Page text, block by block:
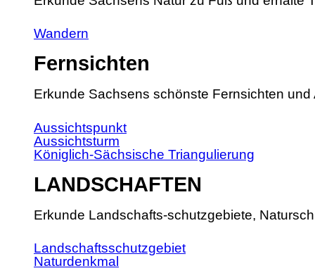
Wandern
Fernsichten
Erkunde Sachsens schönste Fernsichten und
Aussichtspunkt
Aussichtsturm
Königlich-Sächsische Triangulierung
LANDSCHAFTEN
Erkunde Landschafts-schutzgebiete,
Landschaftsschutzgebiet
Naturdenkmal